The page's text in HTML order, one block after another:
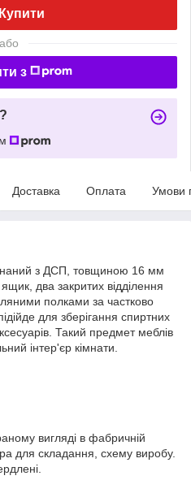
Купити
або
з
Доставка Оплата Умови
з ДСП, товщиною 16 мм
два закритих відділення
полками за частково
для зберігання спиртних
Такий предмет меблів
інтер'єр кімнати.
вигляді в фабричній
для складання, схему виробу.